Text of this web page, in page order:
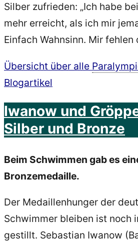
Silber zufrieden: „Ich habe
mehr erreicht, als ich mir
Einfach Wahnsinn. Mir fehlen
Übersicht über alle
Blogartikel
Iwanow und
Silber und Bronze
Beim Schwimmen gab es
Bronzemedaille.
Der Medaillenhunger der
Schwimmer bleiben ist noch
gestillt. Sebastian Iwanow